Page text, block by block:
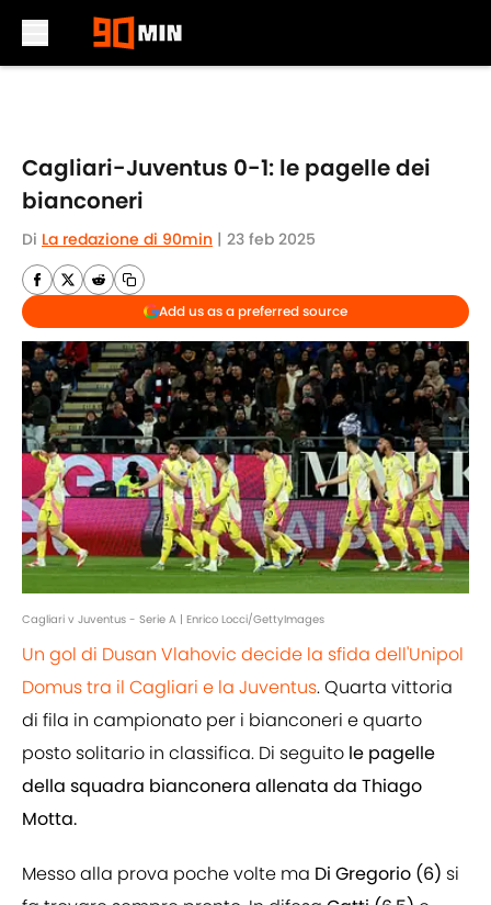
Cagliari-Juventus 0-1: le pagelle dei
bianconeri
Di La redazione di 90min | 23 feb 2025
Add us as a preferred source
Cagliari v Juventus - Serie A | Enrico Locci/GettyImages
Un gol di Dusan Vlahovic decide la sfida dell'Unipol
Domus tra il Cagliari e la Juventus. Quarta vittoria
di fila in campionato per i bianconeri e quarto
posto solitario in classifica. Di seguito le pagelle
della squadra bianconera allenata da Thiago
Motta.
Messo alla prova poche volte ma Di Gregorio (6) si